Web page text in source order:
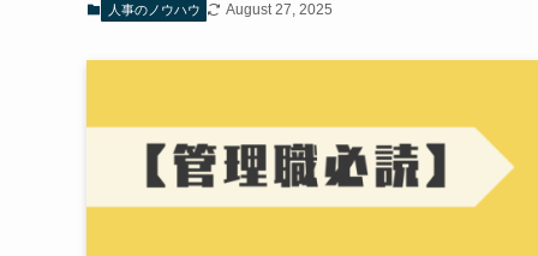
人事のノウハウ August 27, 2025